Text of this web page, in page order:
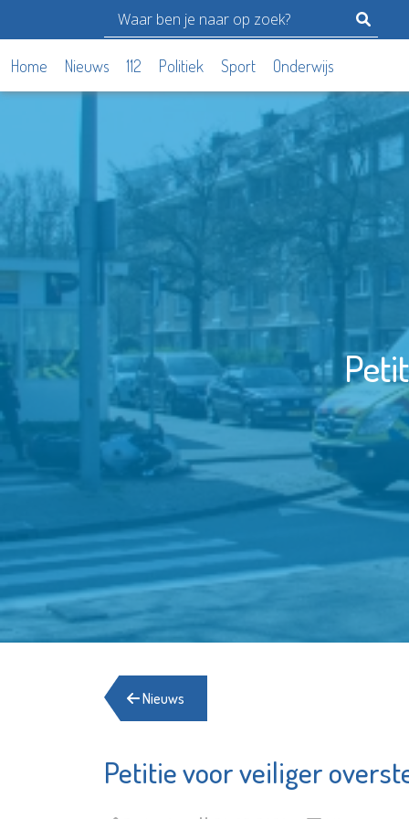
Home Nieuws 112 Politiek Sport Onderwijs
Nieuws
Petitie voor veiliger
SIKO